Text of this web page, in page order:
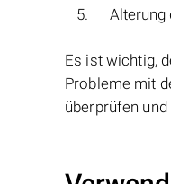
Alterung
Es ist wichtig,
Probleme mit
überprüfen